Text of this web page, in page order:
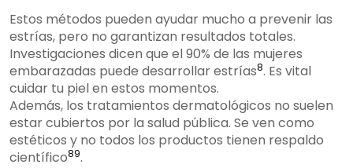
Estos métodos pueden ayudar mucho a prevenir las
estrías, pero no garantizan resultados totales.
Investigaciones dicen que el 90% de las mujeres
embarazadas puede desarrollar estrías8. Es vital
cuidar tu piel en estos momentos.
Además, los tratamientos dermatológicos no suelen
estar cubiertos por la salud pública. Se ven como
estéticos y no todos los productos tienen respaldo
científico89.